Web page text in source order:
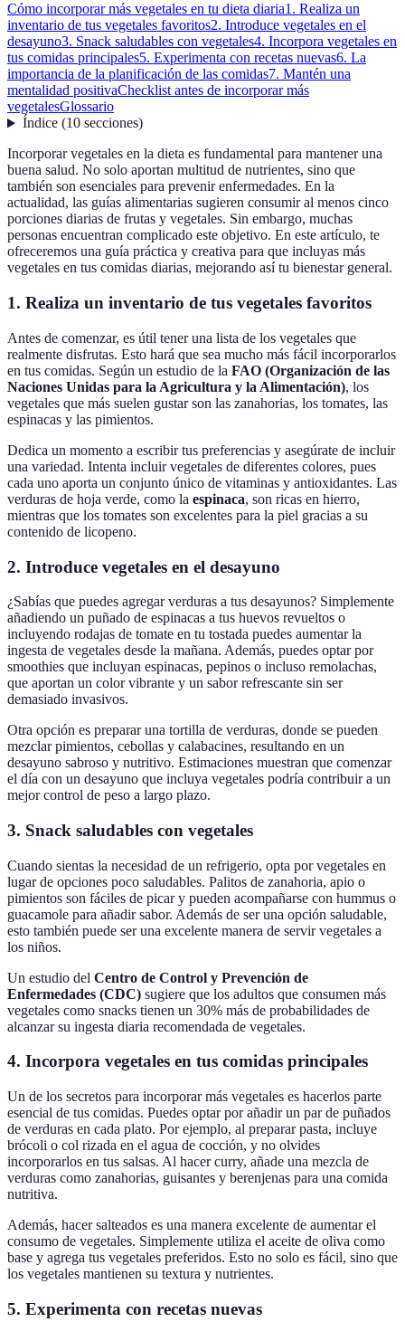
Cómo incorporar más vegetales en tu dieta diaria1. Realiza un
inventario de tus vegetales favoritos2. Introduce vegetales en el
desayuno3. Snack saludables con vegetales4. Incorpora vegetales en
tus comidas principales5. Experimenta con recetas nuevas6. La
importancia de la planificación de las comidas7. Mantén una
mentalidad positivaChecklist antes de incorporar más
vegetalesGlossario
Índice(10 secciones)
Incorporar vegetales en la dieta es fundamental para mantener una
buena salud. No solo aportan multitud de nutrientes, sino que
también son esenciales para prevenir enfermedades. En la
actualidad, las guías alimentarias sugieren consumir al menos cinco
porciones diarias de frutas y vegetales. Sin embargo, muchas
personas encuentran complicado este objetivo. En este artículo, te
ofreceremos una guía práctica y creativa para que incluyas más
vegetales en tus comidas diarias, mejorando así tu bienestar general.
1. Realiza un inventario de tus vegetales favoritos
Antes de comenzar, es útil tener una lista de los vegetales que
realmente disfrutas. Esto hará que sea mucho más fácil incorporarlos
en tus comidas. Según un estudio de la FAO (Organización de las
Naciones Unidas para la Agricultura y la Alimentación), los
vegetales que más suelen gustar son las zanahorias, los tomates, las
espinacas y las pimientos.
Dedica un momento a escribir tus preferencias y asegúrate de incluir
una variedad. Intenta incluir vegetales de diferentes colores, pues
cada uno aporta un conjunto único de vitaminas y antioxidantes. Las
verduras de hoja verde, como la espinaca, son ricas en hierro,
mientras que los tomates son excelentes para la piel gracias a su
contenido de licopeno.
2. Introduce vegetales en el desayuno
¿Sabías que puedes agregar verduras a tus desayunos? Simplemente
añadiendo un puñado de espinacas a tus huevos revueltos o
incluyendo rodajas de tomate en tu tostada puedes aumentar la
ingesta de vegetales desde la mañana. Además, puedes optar por
smoothies que incluyan espinacas, pepinos o incluso remolachas,
que aportan un color vibrante y un sabor refrescante sin ser
demasiado invasivos.
Otra opción es preparar una tortilla de verduras, donde se pueden
mezclar pimientos, cebollas y calabacines, resultando en un
desayuno sabroso y nutritivo. Estimaciones muestran que comenzar
el día con un desayuno que incluya vegetales podría contribuir a un
mejor control de peso a largo plazo.
3. Snack saludables con vegetales
Cuando sientas la necesidad de un refrigerio, opta por vegetales en
lugar de opciones poco saludables. Palitos de zanahoria, apio o
pimientos son fáciles de picar y pueden acompañarse con hummus o
guacamole para añadir sabor. Además de ser una opción saludable,
esto también puede ser una excelente manera de servir vegetales a
los niños.
Un estudio del Centro de Control y Prevención de
Enfermedades (CDC) sugiere que los adultos que consumen más
vegetales como snacks tienen un 30% más de probabilidades de
alcanzar su ingesta diaria recomendada de vegetales.
4. Incorpora vegetales en tus comidas principales
Un de los secretos para incorporar más vegetales es hacerlos parte
esencial de tus comidas. Puedes optar por añadir un par de puñados
de verduras en cada plato. Por ejemplo, al preparar pasta, incluye
brócoli o col rizada en el agua de cocción, y no olvides
incorporarlos en tus salsas. Al hacer curry, añade una mezcla de
verduras como zanahorias, guisantes y berenjenas para una comida
nutritiva.
Además, hacer salteados es una manera excelente de aumentar el
consumo de vegetales. Simplemente utiliza el aceite de oliva como
base y agrega tus vegetales preferidos. Esto no solo es fácil, sino que
los vegetales mantienen su textura y nutrientes.
5. Experimenta con recetas nuevas